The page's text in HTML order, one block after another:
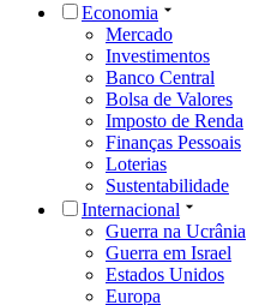
Economia
Mercado
Investimentos
Banco Central
Bolsa de Valores
Imposto de Renda
Finanças Pessoais
Loterias
Sustentabilidade
Internacional
Guerra na Ucrânia
Guerra em Israel
Estados Unidos
Europa